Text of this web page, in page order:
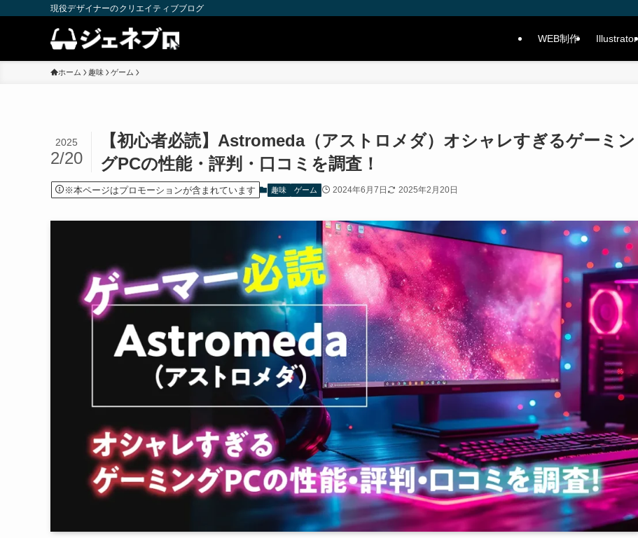
現役デザイナーのクリエイティブブログ
WEB制作 Illustrator
ホーム 趣味 ゲーム
【初心者必読】Astromeda（アストロメダ）オシャレすぎるゲーミン
グPCの性能・評判・口コミを調査！
2025
2/20
※本ページはプロモーションが含まれています 趣味 ゲーム 2024年6月7日 2025年2月20日